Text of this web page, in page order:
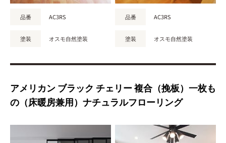
品番 AC3RS
塗装 オスモ自然塗装
品番 AC3RS
塗装 オスモ自然塗装
アメリカン ブラック チェリー 複合（挽板）一枚も
の（床暖房兼用）ナチュラルフローリング